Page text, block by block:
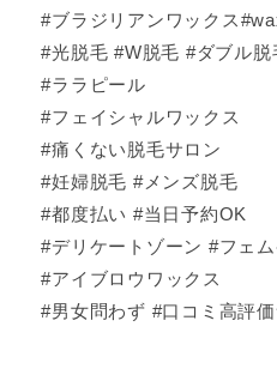
#ブラジリアンワックス
#光脱毛 #W脱毛 #ダブル脱
#ララピール
#フェイシャルワックス
#痛くない脱毛サロン
#妊婦脱毛 #メンズ脱毛
#都度払い #当日予約OK
#デリケートゾーン #フェ
#アイブロウワックス
#男女問わず #口コミ高評